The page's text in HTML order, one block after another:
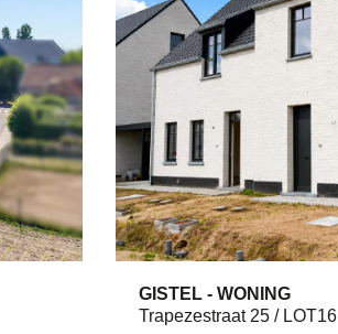
GISTEL - WONING
Trapezestraat 25 / LOT16